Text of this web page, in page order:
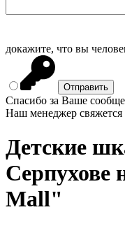
докажите, что вы
Спасибо за Ваше
Наш менеджер
Детские
Серпухове
Mall"